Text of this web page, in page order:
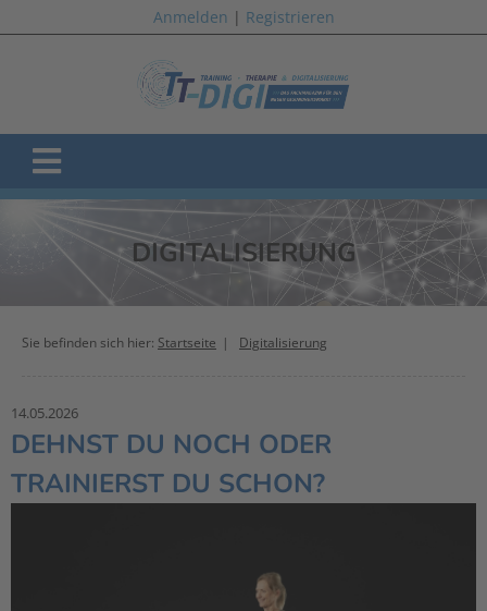
Anmelden | Registrieren
DIGITALISIERUNG
Sie befinden sich hier: Startseite Digitalisierung
14.05.2026
DEHNST DU NOCH ODER
TRAINIERST DU SCHON?